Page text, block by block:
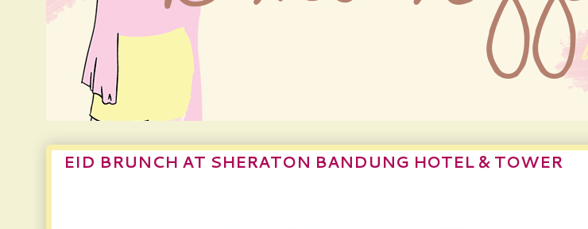
EID BRUNCH AT SHERATON BANDUNG HOTEL & TOWER